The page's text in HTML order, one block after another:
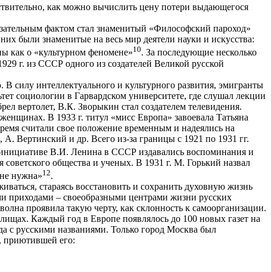
как можно вычислить цену потери выдающегося
фактом стал знаменитый «Философский пароход»
были знаменитые на весь мир деятели науки и искусства:
как о «культурном феномене»10. За последующие несколько
г. из СССР одного из создателей Великой русской
интеллектуального и культурного развития, эмигранты
социологии в Гарвардском университете, где слушал лекции
В.К. Зворыкин стал создателем телевидения.
В 1933 г. титул «мисс Европа» завоевала Татьяна
считали свое положение временным и надеялись на
Вертинский и др. Всего из-за границы с 1921 по 1931 гг.
инициативе В.И. Ленина в СССР издавались воспоминания и
советского общества и ученых. В 1931 г. М. Горький назвал
нужна»12.
стараясь восстановить и сохранить духовную жизнь
приходами – своеобразными центрами жизни русских
проявила такую черту, как склонность к самоорганизации.
Каждый год в Европе появлялось до 100 новых газет на
с русскими названиями. Только город Москва был
приютившей его: